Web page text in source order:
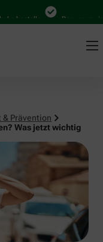
Bequem
Prävention
Was jetzt wichtig